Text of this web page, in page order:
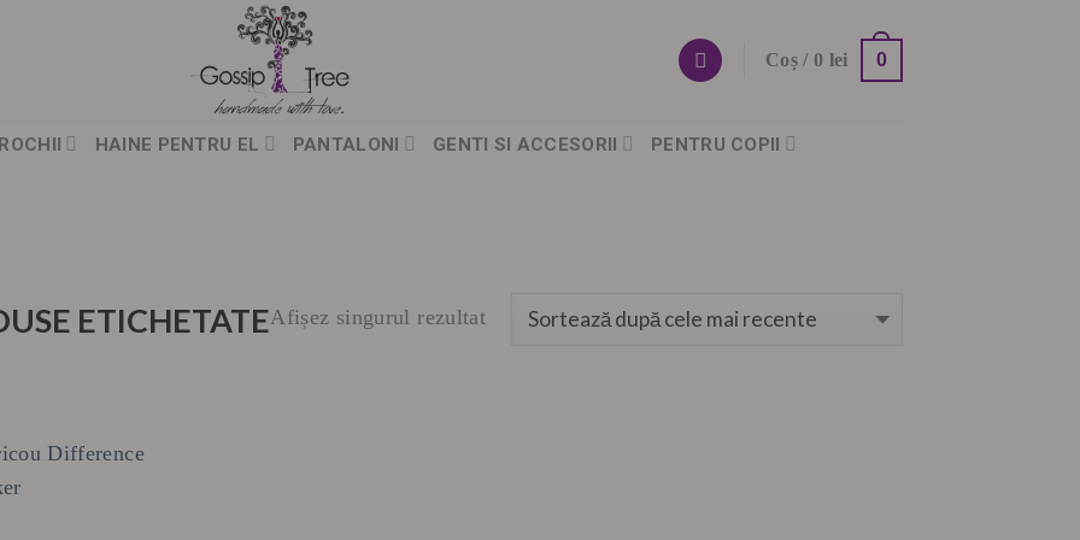
Coș / 0 lei 0
HAINE PENTRU EL PANTALONI GENTI SI ACCESORII PENTRU COPII
ETICHETATEAfișez singurul rezultat